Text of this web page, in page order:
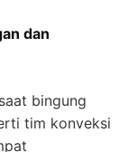
dan
bingung
tim konveksi